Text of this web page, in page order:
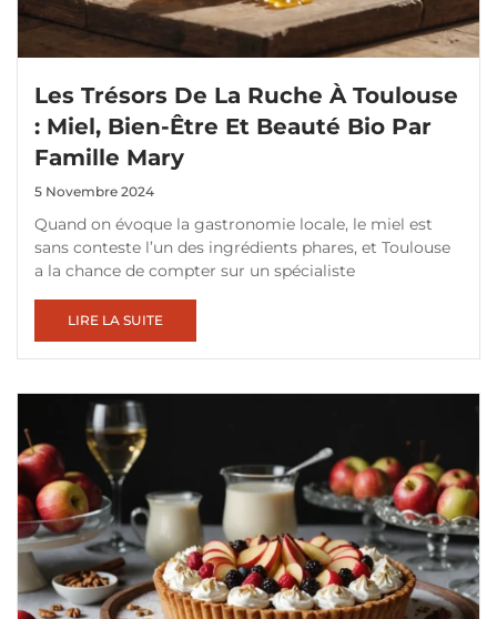
Les Trésors De La Ruche À Toulouse
: Miel, Bien-Être Et Beauté Bio Par
Famille Mary
5 Novembre 2024
Quand on évoque la gastronomie locale, le miel est
sans conteste l’un des ingrédients phares, et Toulouse
a la chance de compter sur un spécialiste
LIRE LA SUITE